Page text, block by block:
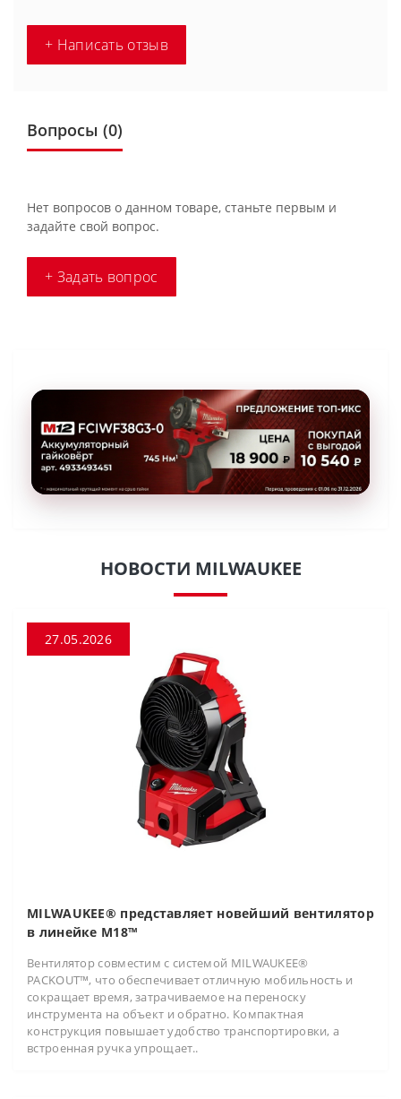
+ Написать отзыв
Вопросы (0)
Нет вопросов о данном товаре, станьте первым и
задайте свой вопрос.
+ Задать вопрос
НОВОСТИ MILWAUKEE
27.05.2026
MILWAUKEE® представляет новейший вентилятор
в линейке M18™
Вентилятор совместим с системой MILWAUKEE®
PACKOUT™, что обеспечивает отличную мобильность и
сокращает время, затрачиваемое на переноску
инструмента на объект и обратно. Компактная
конструкция повышает удобство транспортировки, а
встроенная ручка упрощает..